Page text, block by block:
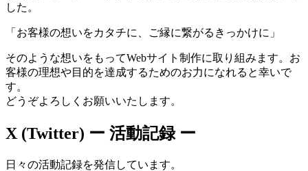
した。
「お客様の想いをカタチに、ご縁に繋がるきっかけに」
そのような想いをもってWebサイト制作に取り組みます。お
客様の理想や目的を達成するためのお力になれると幸いで
す。
どうぞよろしくお願いいたします。
X (Twitter) ー 活動記録 ー
日々の活動記録を発信しています。